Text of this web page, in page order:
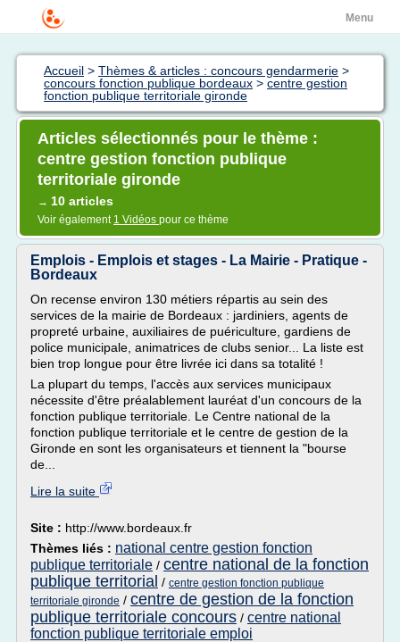
Menu
Accueil > Thèmes & articles : concours gendarmerie >
concours fonction publique bordeaux > centre gestion
fonction publique territoriale gironde
Articles sélectionnés pour le thème :
centre gestion fonction publique
territoriale gironde
→ 10 articles
Voir également 1 Vidéos pour ce thème
Emplois - Emplois et stages - La Mairie - Pratique -
Bordeaux
On recense environ 130 métiers répartis au sein des
services de la mairie de Bordeaux : jardiniers, agents de
propreté urbaine, auxiliaires de puériculture, gardiens de
police municipale, animatrices de clubs senior... La liste est
bien trop longue pour être livrée ici dans sa totalité !
La plupart du temps, l'accès aux services municipaux
nécessite d'être préalablement lauréat d'un concours de la
fonction publique territoriale. Le Centre national de la
fonction publique territoriale et le centre de gestion de la
Gironde en sont les organisateurs et tiennent la "bourse
de...
Lire la suite
Site : http://www.bordeaux.fr
Thèmes liés : national centre gestion fonction
publique territoriale / centre national de la fonction
publique territorial / centre gestion fonction publique
territoriale gironde / centre de gestion de la fonction
publique territoriale concours / centre national
fonction publique territoriale emploi